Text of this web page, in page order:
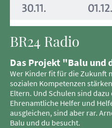
BR24 Radio
Das Projekt "Balu und
Wer Kinder fit für die Zukunft
sozialen Kompetenzen
Eltern. Und Schulen sind
Ehrenamtliche Helfer und
ausgleichen, sind aber rar.
Balu und du besucht.